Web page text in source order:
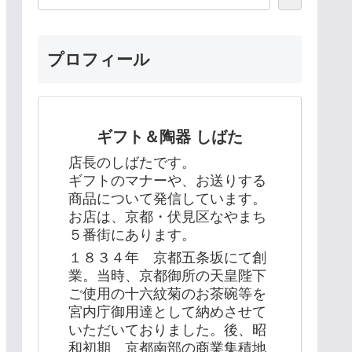
プロフィール
ギフト＆陶器 しばた
店長のしばたです。
ギフトのマナーや、お送りする
商品について発信しています。
お店は、京都・伏見区なやまち
５番街にあります。
１８３４年 京都五条坂にて創
業。当時、京都御所の天皇陛下
ご使用の十六紋菊のお茶碗等を
宮内庁御用達として納めさせて
いただいておりました。後、昭
和初期 京都南部の商業集積地